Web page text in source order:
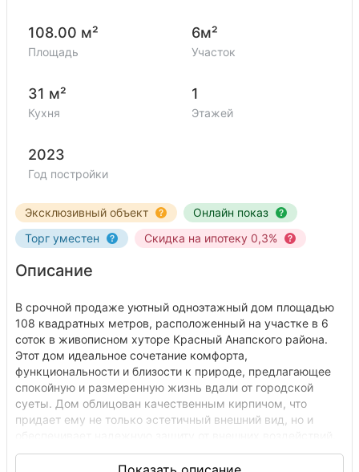
Эксклюзивный объект
Онлайн показ
Торг уместен
Скидка на ипотеку 0,3%
108.00 м²
Площадь
6м²
Участок
31 м²
Кухня
1
Этажей
2023
Год постройки
Описание
В срочной продаже уютный одноэтажный дом площадью
108 квадратных метров, расположенный на участке в 6
соток в живописном хуторе Красный Анапского района.
Этот дом идеальное сочетание комфорта,
функциональности и близости к природе, предлагающее
спокойную и размеренную жизнь вдали от городской
суеты. Дом облицован качественным кирпичом, что
придает ему не только эстетичный внешний вид, но и
Центральные коммуникации, включая газ, гарантируют
комфортное проживание в любое время года. Отопление и